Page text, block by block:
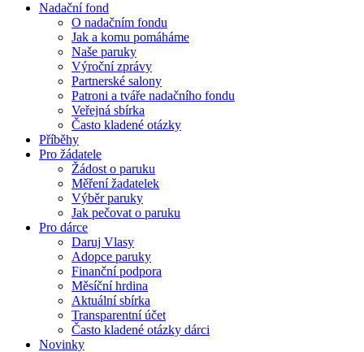
Nadační fond
O nadačním fondu
Jak a komu pomáháme
Naše paruky
Výroční zprávy
Partnerské salony
Patroni a tváře nadačního fondu
Veřejná sbírka
Často kladené otázky
Příběhy
Pro žádatele
Žádost o paruku
Měření žadatelek
Výběr paruky
Jak pečovat o paruku
Pro dárce
Daruj Vlasy
Adopce paruky
Finanční podpora
Měsíční hrdina
Aktuální sbírka
Transparentní účet
Často kladené otázky dárci
Novinky